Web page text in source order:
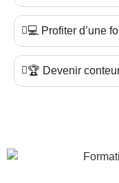
💻 Profiter d’une
🏆 Devenir